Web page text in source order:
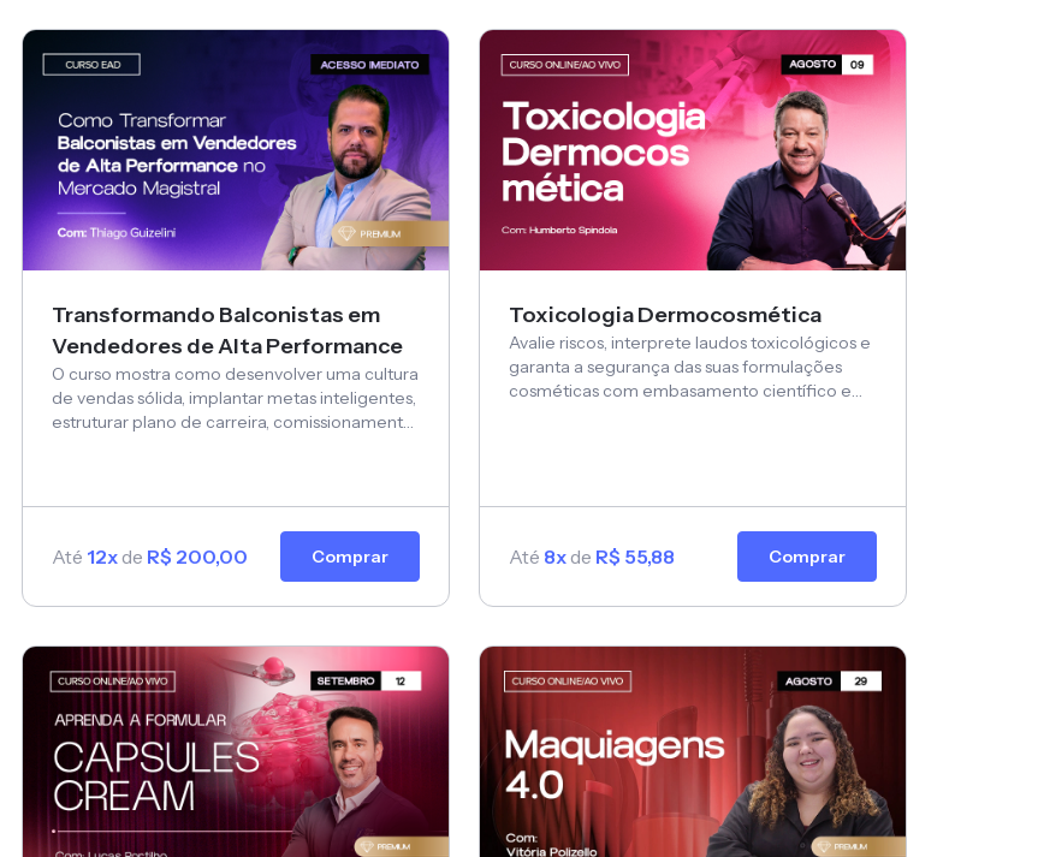
Transformando Balconistas em
Vendedores de Alta Performance
O curso mostra como desenvolver uma cultura
de vendas sólida, implantar metas inteligentes,
estruturar plano de carreira, comissionamento
Até 12x de R$ 200,00 Comprar
Toxicologia Dermocosmética
Avalie riscos, interprete laudos toxicológicos e
garanta a segurança das suas formulações
cosméticas com embasamento científico e
Até 8x de R$ 55,88 Comprar